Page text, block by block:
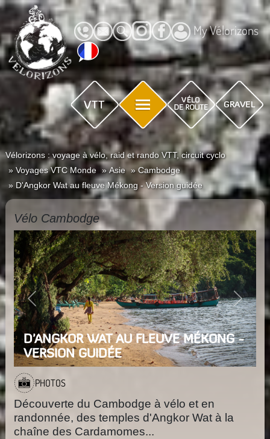
My Vélorizons
Vélorizons : voyage à vélo, raid et rando VTT, circuit cyclo
Voyages VTC Monde
Asie
Cambodge
D'Angkor Wat au fleuve Mékong - Version guidée
Vélo Cambodge
Previous Next
D'ANGKOR WAT AU FLEUVE MÉKONG -
VERSION GUIDÉE
PHOTOS
Découverte du Cambodge à vélo et en
randonnée, des temples d'Angkor Wat à la
chaîne des Cardamomes...